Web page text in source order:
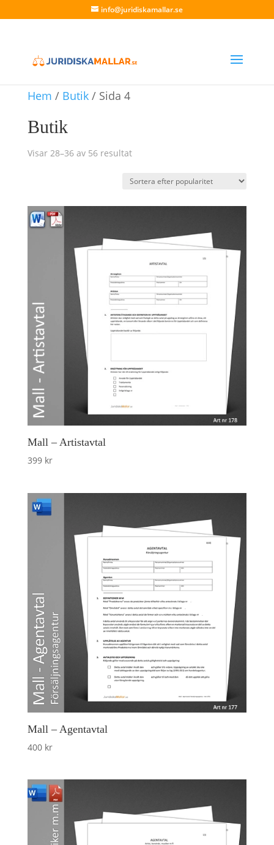
info@juridiskamallar.se
Hem / Butik/ Sida 4
Butik
Visar 28–36 av 56 resultatSortera
Mall – Artistavtal
399 kr
Mall – Agentavtal
400 kr